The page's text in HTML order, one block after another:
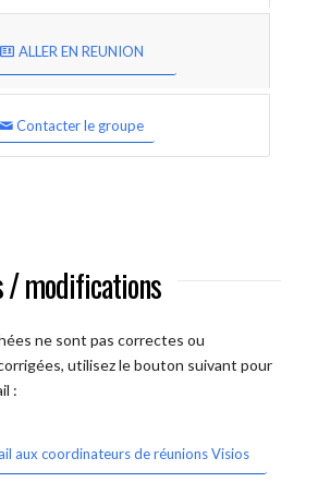
ALLER EN REUNION
Contacter le groupe
/ modifications
ne sont pas correctes ou
utilisez le bouton suivant pour
:
aux coordinateurs de réunions Visios